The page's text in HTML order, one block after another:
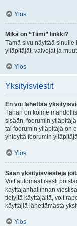
Ylös
Mikä on “Tiimi” linkki?
Tämä sivu näyttää
ylläpitäjät, valvojat ja
Ylös
Yksityisviestit
En voi lähettää
Tähän on kolme
sisään, foorumin
tai foorumin ylläpitäjä on
yhteyttä foorumin
Ylös
Saan yksityisviestejä
Voit automaattisesti
käyttäjänhallinnan
tietyltä käyttäjältä, voit
käyttäjiä lähettämästä
Ylös